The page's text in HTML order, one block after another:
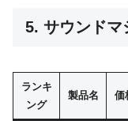
5. サウンドマ
ランキ
ング
製品名 価